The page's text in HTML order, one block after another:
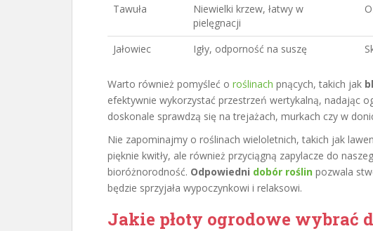
Tawuła
Niewielki krzew, łatwy w
pielęgnacji
Jałowiec Igły, odporność na suszę
Warto również pomyśleć o roślinach pnących, takich jak
efektywnie wykorzystać przestrzeń wertykalną, nadając
doskonale sprawdzą się na trejażach, murkach czy w
Nie zapominajmy o roślinach wieloletnich, takich jak
pięknie kwitły, ale również przyciągną zapylacze do
bioróżnorodność. Odpowiedni dobór roślin pozwala
będzie sprzyjała wypoczynkowi i relaksowi.
Jakie płoty ogrodowe wybrać